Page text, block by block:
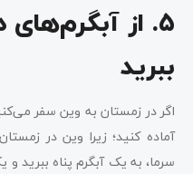
۵. از
ببرید
اگر در زمستان به وین سفر
آماده کنید؛ زیرا وین در
سرما، به یک آبگرم پناه ببرید و